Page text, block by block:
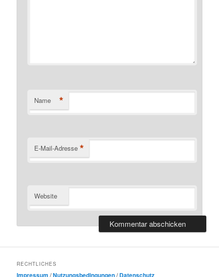
Name *
E-Mail-Adresse *
Website
RECHTLICHES
Impressum /Nutzungsbedingungen/Datenschutz